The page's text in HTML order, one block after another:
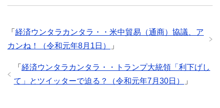
「 経済ウンタラカンタラ・・米中貿易（通商）協議、ア
カンね！（令和元年8月1日）
」
「 経済ウンタラカンタラ・・トランプ大統領「利下げし
て」とツイッターで迫る？（令和元年7月30日）
」